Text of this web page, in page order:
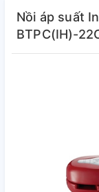
Nồi áp suất
BTPC(IH)-